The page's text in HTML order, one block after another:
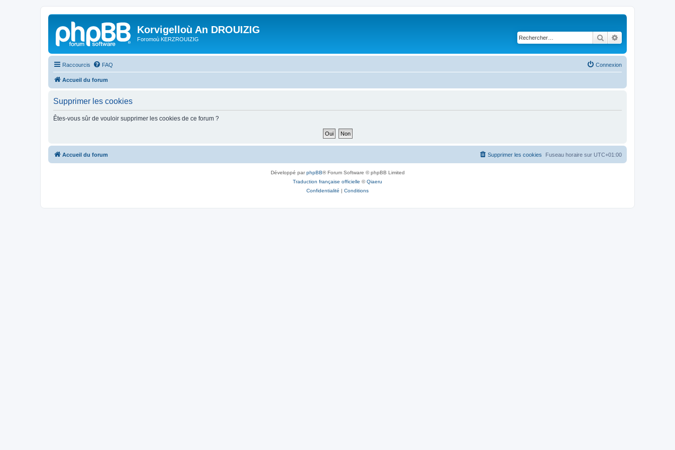
Korvigelloù An DROUIZIG
Foromoù KERZROUIZIG Rechercher
Raccourcis FAQ Connexion
Accueil du forum
Supprimer les cookies
Êtes-vous sûr de vouloir supprimer les cookies de ce forum ?
Accueil du forum Fuseau horaire sur UTC+01:00
Supprimer les cookies
Développé parphpBB® Forum Software © phpBB Limited
Traduction française officielle ©Qiaeru
Confidentialité | Conditions